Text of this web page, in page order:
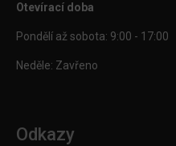
Otevírací doba
Pondělí až sobota: 9:00 - 17:00
Neděle: Zavřeno
Odkazy